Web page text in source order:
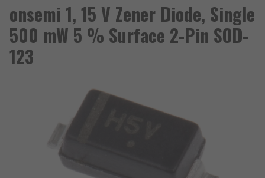
onsemi 1, 15 V Zener Diode, Single
500 mW 5 % Surface 2-Pin SOD-
123